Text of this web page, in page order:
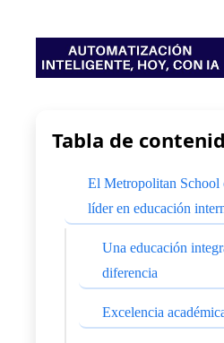
Tabla de
El Metropolitan School
líder en educación
Una educación
diferencia
Excelencia